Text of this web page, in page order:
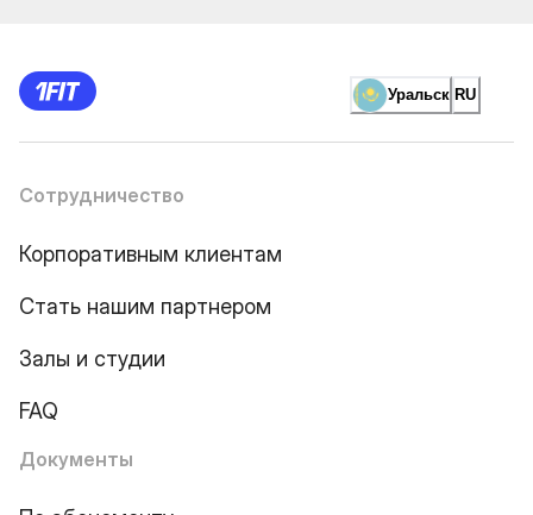
Уральск RU
Сотрудничество
Корпоративным клиентам
Стать нашим партнером
Залы и студии
FAQ
Документы